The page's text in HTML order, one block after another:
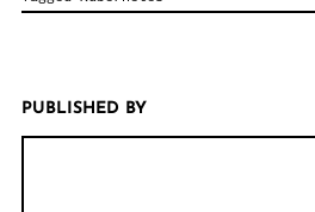
PUBLISHED BY